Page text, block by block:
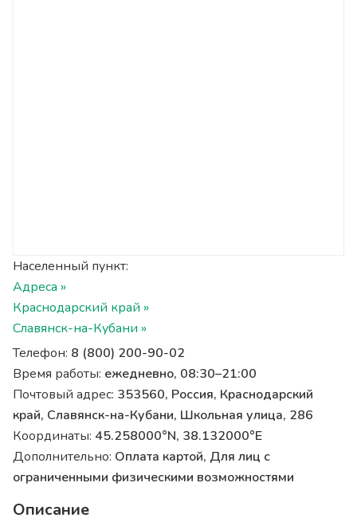
Населенный пункт:
Адреса »
Краснодарский край »
Славянск-на-Кубани »
Телефон: 8 (800) 200-90-02
Время работы: ежедневно, 08:30–21:00
Почтовый адрес: 353560, Россия, Краснодарский
край, Славянск-на-Кубани, Школьная улица, 286
Координаты: 45.258000°N, 38.132000°E
Дополнительно: Оплата картой, Для лиц с
ограниченными физическими возможностями
Описание